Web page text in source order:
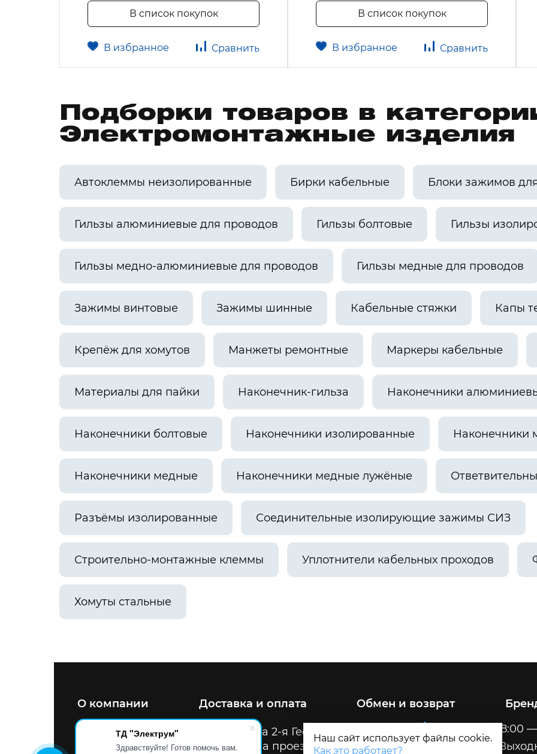
ТД "Электрум"
Здравствуйте! Готов помочь вам.
Наш сайт использует файлы cookie.
Как это работает?
В список покупок
В избранное Сравнить
В список покупок
В избранное Сравнить
Подборки товаров в
Электромонтажные изделия
Автоклеммы неизолированные Бирки кабельные Блоки зажимов
Гильзы алюминиевые для проводов Гильзы болтовые Гильзы
Гильзы медно-алюминиевые для проводов Гильзы медные для проводов
Зажимы винтовые Зажимы шинные Кабельные стяжки Капы
Крепёж для хомутов Манжеты ремонтные Маркеры кабельные
Материалы для пайки Наконечник-гильза Наконечники
Наконечники болтовые Наконечники изолированные Наконечники
Наконечники медные Наконечники медные лужёные
Разъёмы изолированные Соединительные изолирующие зажимы СИЗ
Строительно-монтажные клеммы Уплотнители кабельных проходов
Хомуты стальные
О компании Доставка и оплата Обмен и возврат
8 800 200 47 34
info@tdel.pro
Улица 2-я Геологическая, 32
Схема проезда
8:00